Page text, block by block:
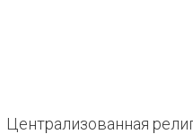
Централизованная